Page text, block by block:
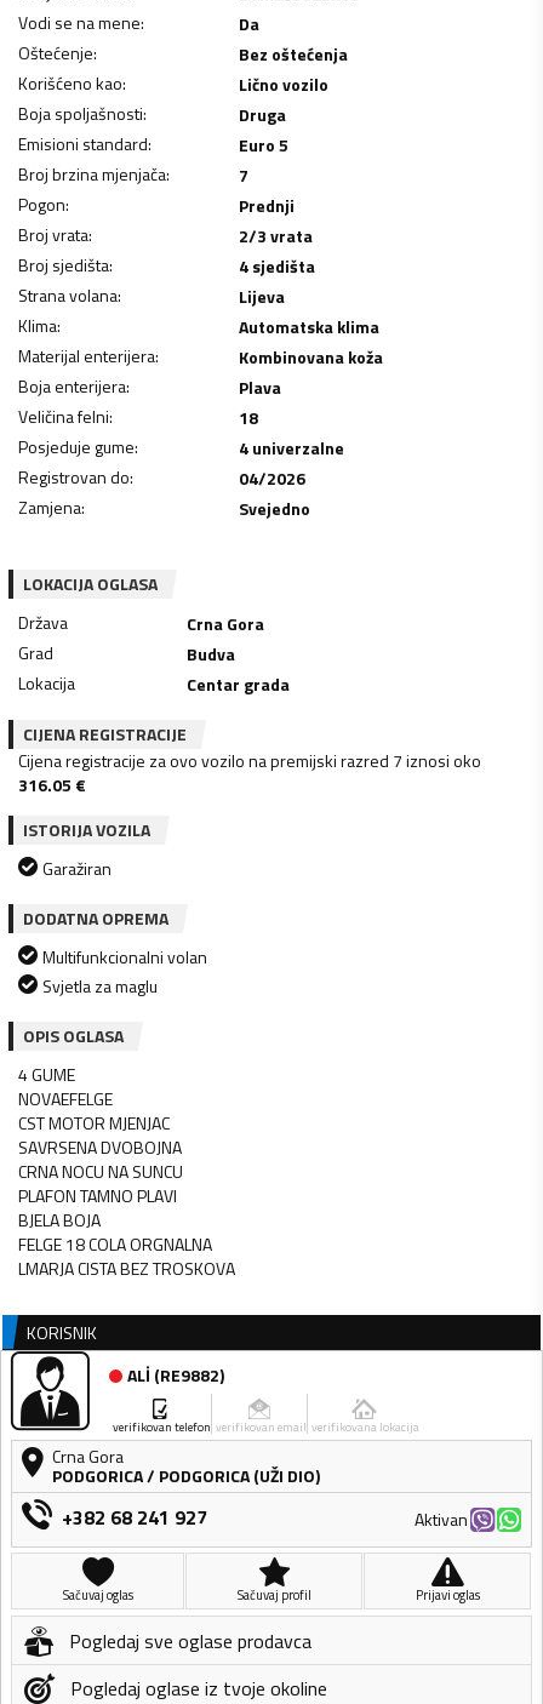
Vodi se na mene:
Da
Oštećenje:
Bez oštećenja
Korišćeno kao:
Lično vozilo
Boja spoljašnosti:
Druga
Emisioni standard:
Euro 5
Broj brzina mjenjača:
7
Pogon:
Prednji
Broj vrata:
2/3 vrata
Broj sjedišta:
4 sjedišta
Strana volana:
Lijeva
Klima:
Automatska klima
Materijal enterijera:
Kombinovana koža
Boja enterijera:
Plava
Veličina felni:
18
Posjeduje gume:
4 univerzalne
Registrovan do:
04/2026
Zamjena: Svejedno
LOKACIJA OGLASA
Država
Crna Gora
Grad
Budva
Lokacija
Centar grada
CIJENA REGISTRACIJE
Cijena registracije za ovo vozilo na premijski razred 7 iznosi oko
316.05 €
ISTORIJA VOZILA
Garažiran
DODATNA OPREMA
Multifunkcionalni volan
Svjetla za maglu
OPIS OGLASA
4 GUME
NOVAEFELGE
CST MOTOR MJENJAC
SAVRSENA DVOBOJNA
CRNA NOCU NA SUNCU
PLAFON TAMNO PLAVI
BJELA BOJA
FELGE 18 COLA ORGNALNA
KORISNIK
ALİ (RE9882)
verifikovan telefon verifikovan email verifikovana lokacija
Crna Gora
PODGORICA/ PODGORICA (UŽI DIO)
+382 68 241 927 Aktivan
Sačuvaj oglas Sačuvaj profil Prijavi oglas
Pogledaj sve oglase prodavca
Pogledaj oglase iz tvoje okoline